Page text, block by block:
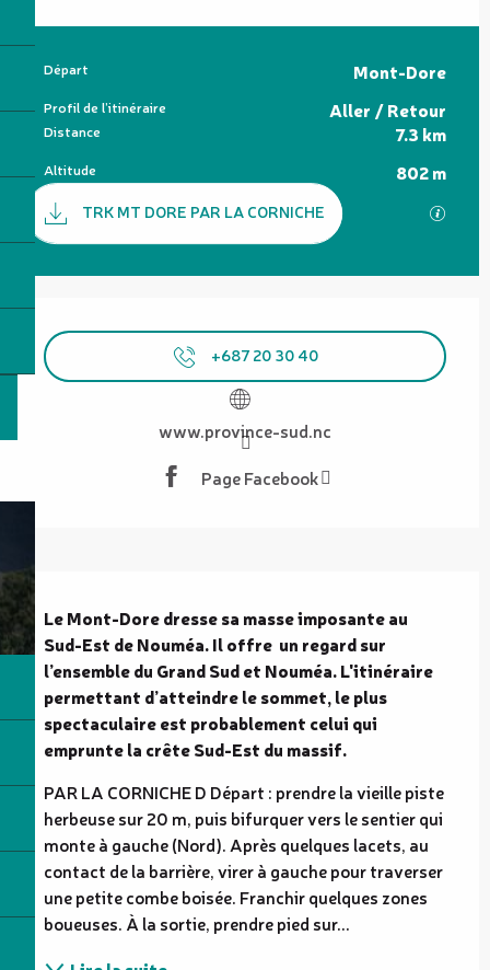
Informations pratiques
Départ Mont-Dore
Profil de l’itinéraire Aller / Retour
Distance 7.3 km
Altitude 802 m
DocumentationTRK MT DORE PAR LA CORNICHE
Ouverture et coordonnées
+687 20 30 40
www.province-sud.nc
Page Facebook
Description
Le Mont-Dore dresse sa masse imposante au
Sud-Est de Nouméa. Il offre  un regard sur
l’ensemble du Grand Sud et Nouméa. L'itinéraire
permettant d’atteindre le sommet, le plus
spectaculaire est probablement celui qui
emprunte la crête Sud-Est du massif.
PAR LA CORNICHE D Départ : prendre la vieille piste
herbeuse sur 20 m, puis bifurquer vers le sentier qui
monte à gauche (Nord). Après quelques lacets, au
contact de la barrière, virer à gauche pour traverser
une petite combe boisée. Franchir quelques zones
boueuses. À la sortie, prendre pied sur...